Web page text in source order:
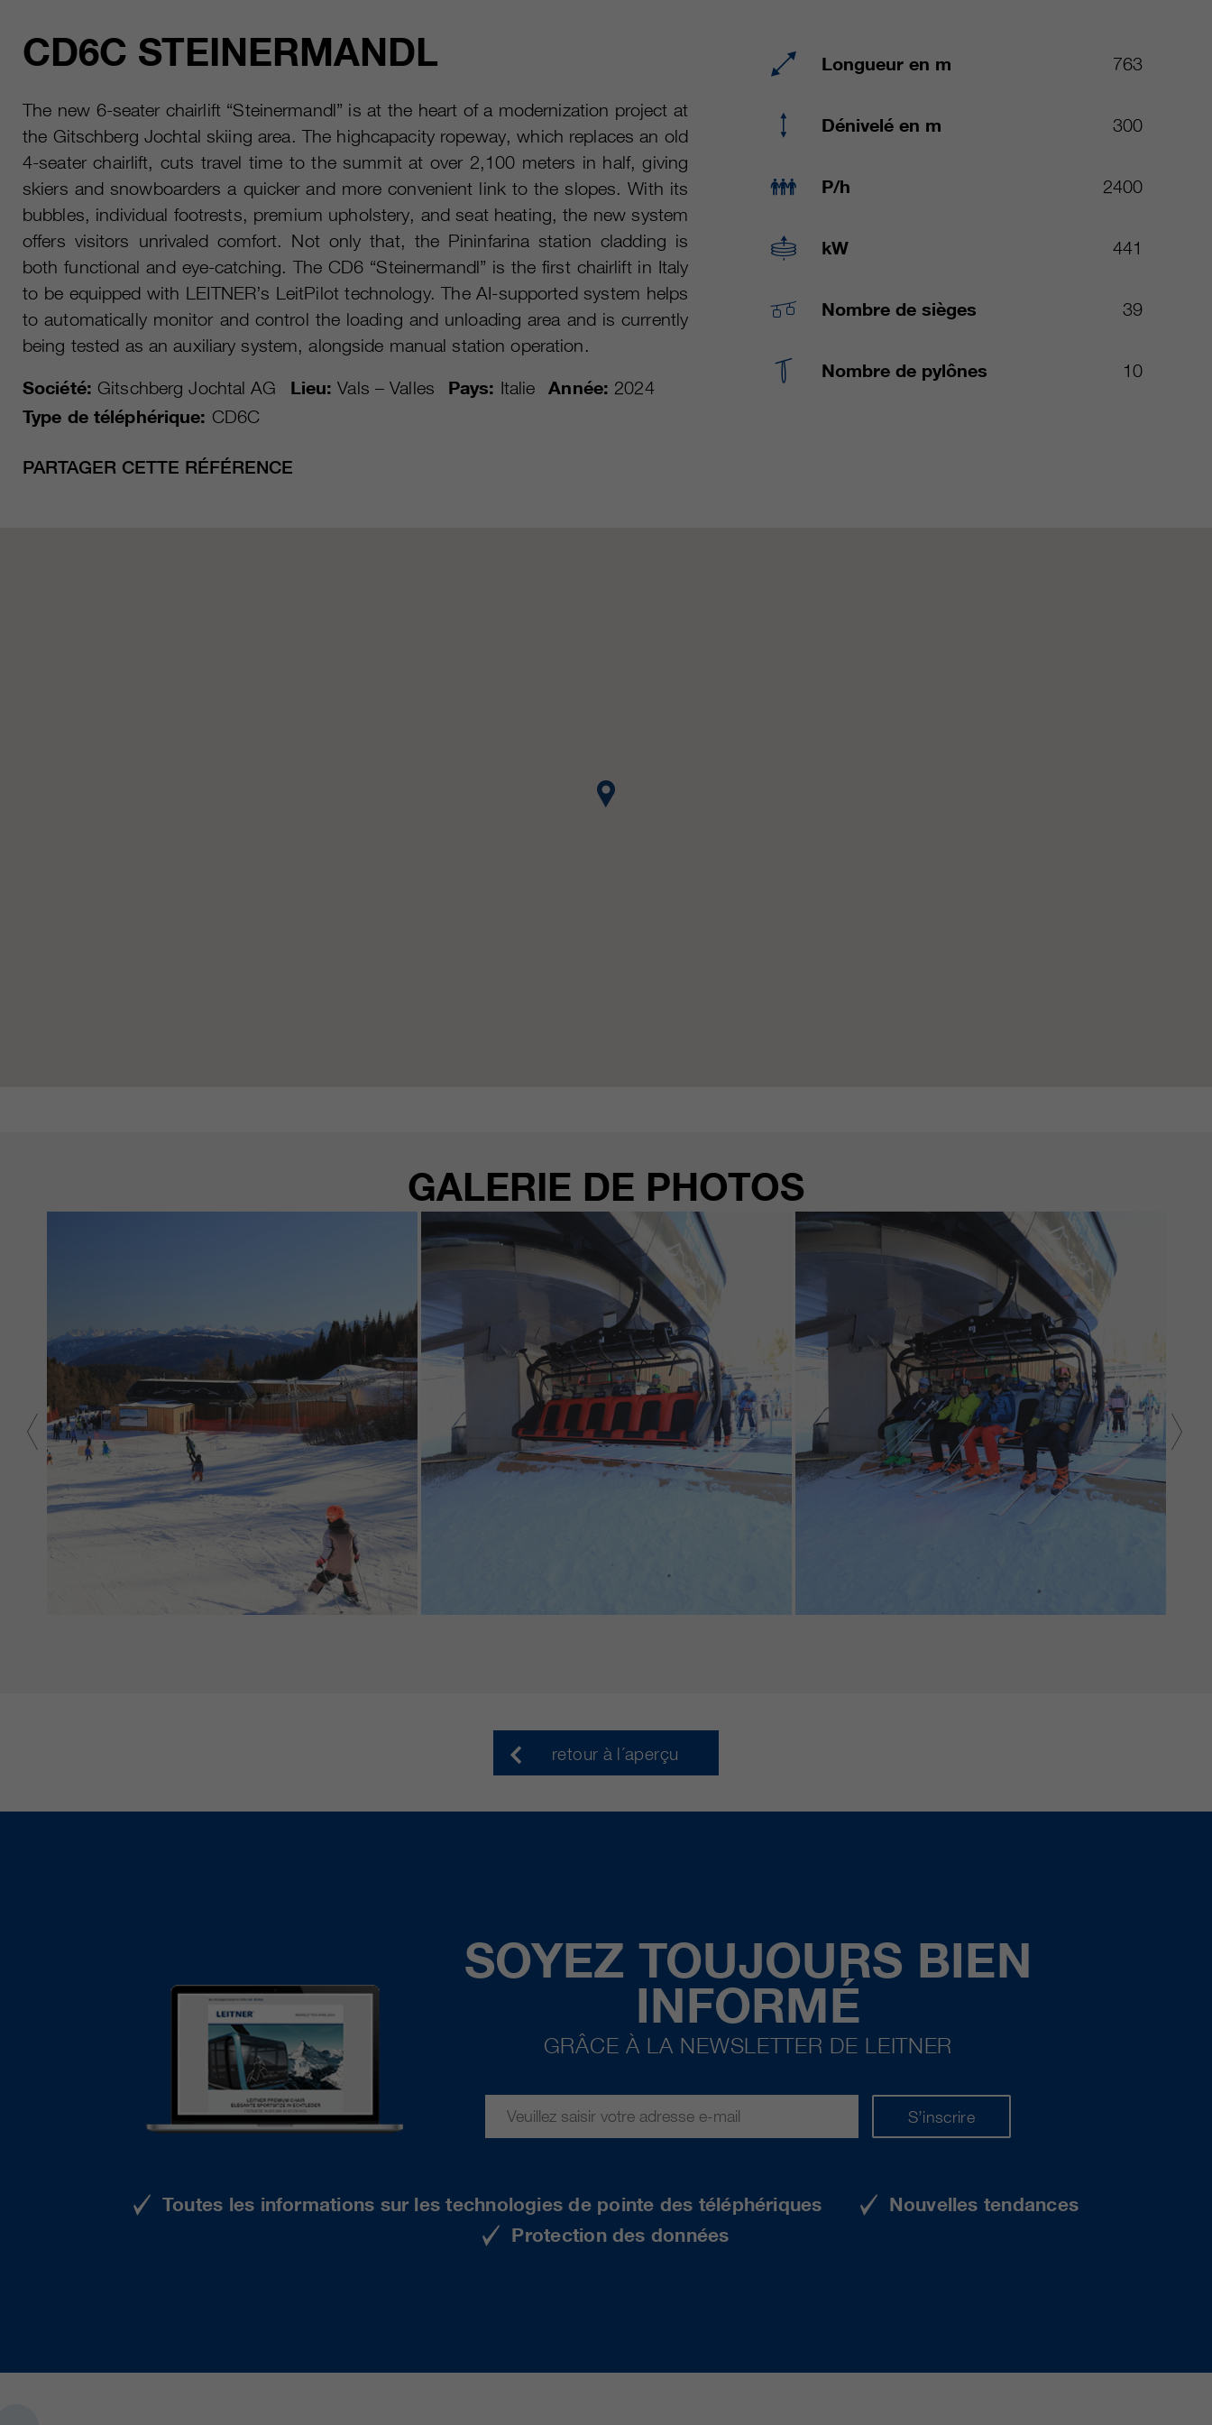
CD6C STEINERMANDL
The new 6-seater chairlift “Steinermandl” is at the heart of a modernization project at
the Gitschberg Jochtal skiing area. The highcapacity ropeway, which replaces an old
4-seater chairlift, cuts travel time to the summit at over 2,100 meters in half, giving
skiers and snowboarders a quicker and more convenient link to the slopes. With its
bubbles, individual footrests, premium upholstery, and seat heating, the new system
offers visitors unrivaled comfort. Not only that, the Pininfarina station cladding is
both functional and eye-catching. The CD6 “Steinermandl” is the first chairlift in Italy
to be equipped with LEITNER’s LeitPilot technology. The AI-supported system helps
to automatically monitor and control the loading and unloading area and is currently
being tested as an auxiliary system, alongside manual station operation.
Société: Gitschberg Jochtal AG Lieu: Vals – Valles Pays: Italie Année: 2024
Type de téléphérique: CD6C
PARTAGER CETTE RÉFÉRENCE
Longueur en m 763
Dénivelé en m 300
P/h 2400
kW 441
Nombre de sièges 39
Nombre de pylônes 10
GALERIE DE PHOTOS
retour à l´aperçu
SOYEZ TOUJOURS BIEN
INFORMÉ
GRÂCE À LA NEWSLETTER DE LEITNER
S’inscrire
Toutes les informations sur les technologies de pointe des téléphériques
Nouvelles tendances
Protection des données
fournisseur
durée 30 jours
fin
Enregistre les paramètres de cookie
sélectionnés par l’utilisateur.
fin
pour collecter différents types d’informations
d’utilisation, y compris des informations
personnelles et non personnelles. Vous
trouverez de plus amples informations dans les
dispositions sur la protection des données de
Google Analytics sur
https://policies.google.com/privacy. qui nous
aident à améliorer nos sites Internet / nos
applications. Ces informations sont également
transmises à nos clients / partenaires.